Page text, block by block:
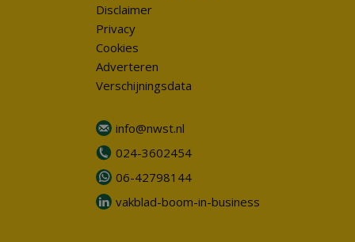
Disclaimer
Privacy
Cookies
Adverteren
Verschijningsdata
info@nwst.nl
024-3602454
06-42798144
vakblad-boom-in-business